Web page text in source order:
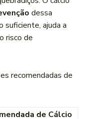
dessa
suficiente, ajuda a
risco de
recomendadas de
de Cálcio